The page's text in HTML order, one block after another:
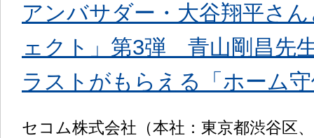
アンバサダー・大谷翔平さ
ェクト」第3弾 青山剛昌先
ラストがもらえる「ホーム
セコム株式会社（本社：東京都渋谷区